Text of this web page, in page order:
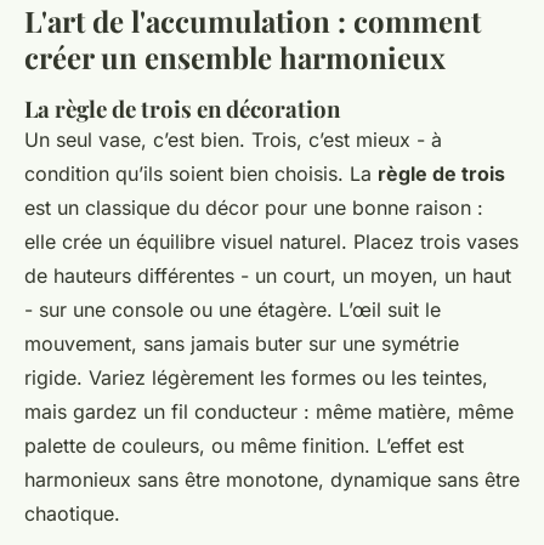
L'art de l'accumulation : comment
créer un ensemble harmonieux
La règle de trois en décoration
Un seul vase, c’est bien. Trois, c’est mieux - à
condition qu’ils soient bien choisis. La règle de trois
est un classique du décor pour une bonne raison :
elle crée un équilibre visuel naturel. Placez trois vases
de hauteurs différentes - un court, un moyen, un haut
- sur une console ou une étagère. L’œil suit le
mouvement, sans jamais buter sur une symétrie
rigide. Variez légèrement les formes ou les teintes,
mais gardez un fil conducteur : même matière, même
palette de couleurs, ou même finition. L’effet est
harmonieux sans être monotone, dynamique sans être
chaotique.